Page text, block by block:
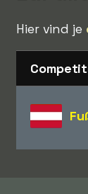
Hier vind je